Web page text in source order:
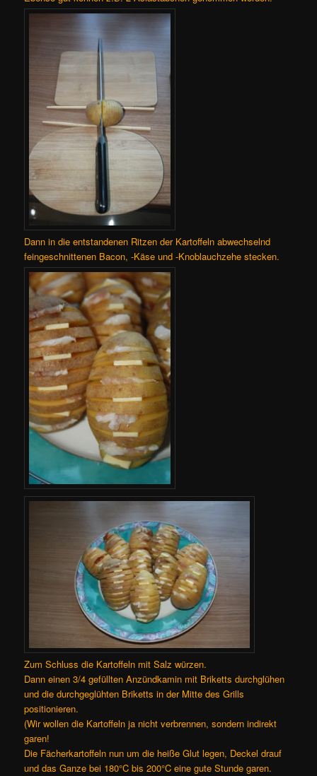
Dann in die entstandenen Ritzen der Kartoffeln abwechselnd
feingeschnittenen Bacon, -Käse und -Knoblauchzehe stecken.
Zum Schluss die Kartoffeln mit Salz würzen.
Dann einen 3/4 gefüllten Anzündkamin mit Briketts durchglühen
und die durchgeglühten Briketts in der Mitte des Grills
positionieren.
(Wir wollen die Kartoffeln ja nicht verbrennen, sondern indirekt
garen!
Die Fächerkartoffeln nun um die heiße Glut legen, Deckel drauf
und das Ganze bei 180°C bis 200°C eine gute Stunde garen.